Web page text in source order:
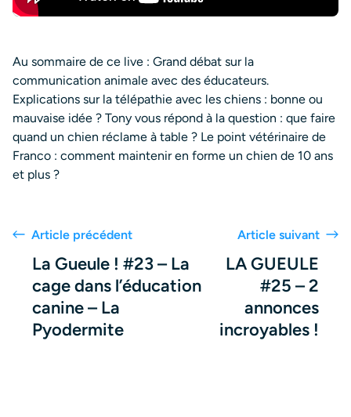
Au sommaire de ce live : Grand débat sur la
communication animale avec des éducateurs.
Explications sur la télépathie avec les chiens : bonne ou
mauvaise idée ? Tony vous répond à la question : que faire
quand un chien réclame à table ? Le point vétérinaire de
Franco : comment maintenir en forme un chien de 10 ans
et plus ?
Article précédent
La Gueule ! #23 – La
cage dans l’éducation
canine – La
Pyodermite
Article suivant
LA GUEULE
#25 – 2
annonces
incroyables !